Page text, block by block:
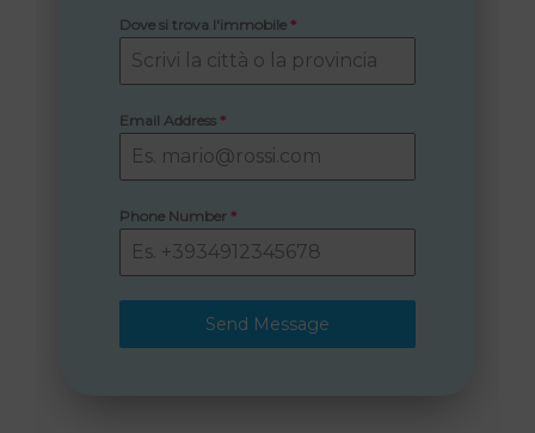
Dove si trova l'immobile *
Email Address *
Phone Number *
Send Message